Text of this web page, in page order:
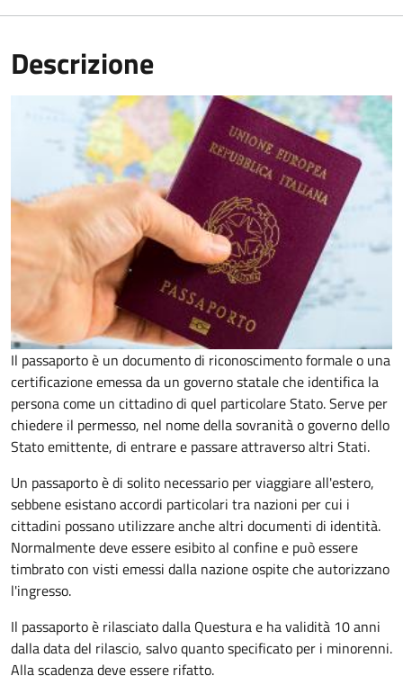
Descrizione
Il passaporto è un documento di riconoscimento formale o una
certificazione emessa da un governo statale che identifica la
persona come un cittadino di quel particolare Stato. Serve per
chiedere il permesso, nel nome della sovranità o governo dello
Stato emittente, di entrare e passare attraverso altri Stati.
Un passaporto è di solito necessario per viaggiare all'estero,
sebbene esistano accordi particolari tra nazioni per cui i
cittadini possano utilizzare anche altri documenti di identità.
Normalmente deve essere esibito al confine e può essere
timbrato con visti emessi dalla nazione ospite che autorizzano
l'ingresso.
Il passaporto è rilasciato dalla Questura e ha validità 10 anni
dalla data del rilascio, salvo quanto specificato per i minorenni.
Alla scadenza deve essere rifatto.